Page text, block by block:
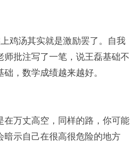
鸡汤其实就是激励罢了。自我
批注写了一笔，说王磊基础不
，数学成绩越来越好。
万丈高空，同样的路，你可能
示自己在很高很危险的地方